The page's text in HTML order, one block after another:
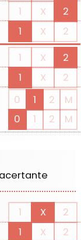
1 X 2
1 X 2
1 X 2
1 X 2
0 1 2
M
0
1 2 M
acertante
1 X 2
1 X 2